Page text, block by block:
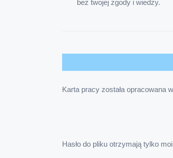
bez twojej zgody i wiedzy.
Karta pracy została opracowana
Hasło do pliku otrzymają tylko